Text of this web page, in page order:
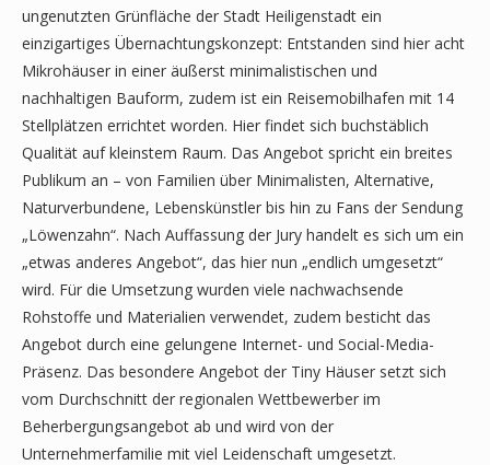
ungenutzten Grünfläche der Stadt Heiligenstadt ein
einzigartiges Übernachtungskonzept: Entstanden sind hier acht
Mikrohäuser in einer äußerst minimalistischen und
nachhaltigen Bauform, zudem ist ein Reisemobilhafen mit 14
Stellplätzen errichtet worden. Hier findet sich buchstäblich
Qualität auf kleinstem Raum. Das Angebot spricht ein breites
Publikum an – von Familien über Minimalisten, Alternative,
Naturverbundene, Lebenskünstler bis hin zu Fans der Sendung
„Löwenzahn“. Nach Auffassung der Jury handelt es sich um ein
„etwas anderes Angebot“, das hier nun „endlich umgesetzt“
wird. Für die Umsetzung wurden viele nachwachsende
Rohstoffe und Materialien verwendet, zudem besticht das
Angebot durch eine gelungene Internet- und Social-Media-
Präsenz. Das besondere Angebot der Tiny Häuser setzt sich
vom Durchschnitt der regionalen Wettbewerber im
Beherbergungsangebot ab und wird von der
Unternehmerfamilie mit viel Leidenschaft umgesetzt.